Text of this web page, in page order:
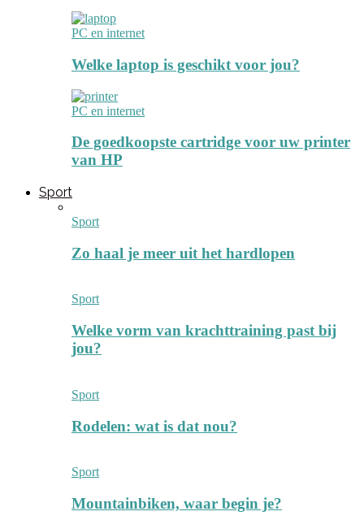
PC en internet
Welke laptop is geschikt voor jou?
PC en internet
De goedkoopste cartridge voor uw printer
van HP
Sport
Sport
Zo haal je meer uit het hardlopen
Sport
Welke vorm van krachttraining past bij
jou?
Sport
Rodelen: wat is dat nou?
Sport
Mountainbiken, waar begin je?